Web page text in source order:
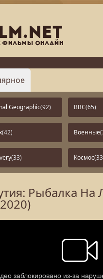
Geographic(92) BBC(65)
(42) Военные
(33) Космос
Рыбалка На